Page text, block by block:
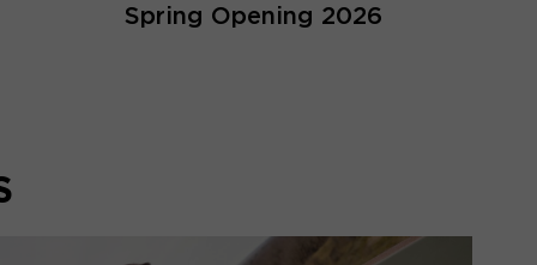
Spring Opening 2026